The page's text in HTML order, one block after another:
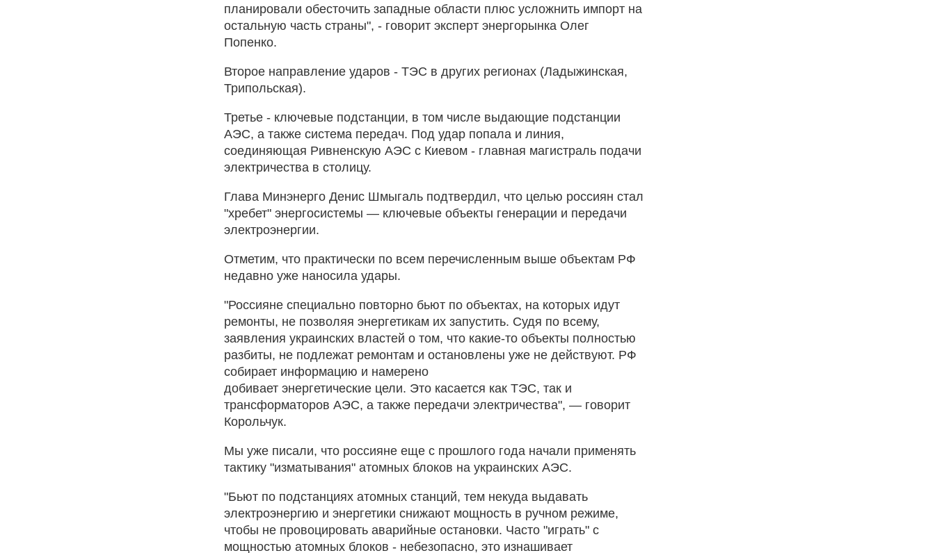
планировали обесточить западные области плюс усложнить импорт на
остальную часть страны", - говорит эксперт энергорынка Олег
Попенко.
Второе направление ударов - ТЭС в других регионах (Ладыжинская,
Трипольская).
Третье - ключевые подстанции, в том числе выдающие подстанции
АЭС, а также система передач. Под удар попала и линия,
соединяющая Ривненскую АЭС с Киевом - главная магистраль подачи
электричества в столицу.
Глава Минэнерго Денис Шмыгаль подтвердил, что целью россиян стал
"хребет" энергосистемы — ключевые объекты генерации и передачи
электроэнергии.
Отметим, что практически по всем перечисленным выше объектам РФ
недавно уже наносила удары.
"Россияне специально повторно бьют по объектах, на которых идут
ремонты, не позволяя энергетикам их запустить. Судя по всему,
заявления украинских властей о том, что какие-то объекты полностью
разбиты, не подлежат ремонтам и остановлены уже не действуют. РФ
собирает информацию и намерено
добивает энергетические цели. Это касается как ТЭС, так и
трансформаторов АЭС, а также передачи электричества", — говорит
Корольчук.
Мы уже писали, что россияне еще с прошлого года начали применять
тактику "изматывания" атомных блоков на украинских АЭС.
"Бьют по подстанциях атомных станций, тем некуда выдавать
электроэнергию и энергетики снижают мощность в ручном режиме,
чтобы не провоцировать аварийные остановки. Часто "играть" с
мощностью атомных блоков - небезопасно, это изнашивает